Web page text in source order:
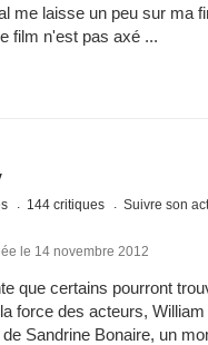
me laisse un peu sur ma
film n'est pas axé ...
144 critiques Suivre son
le 14 novembre 2012
que certains pourront
force des acteurs, William
Sandrine Bonaire, un